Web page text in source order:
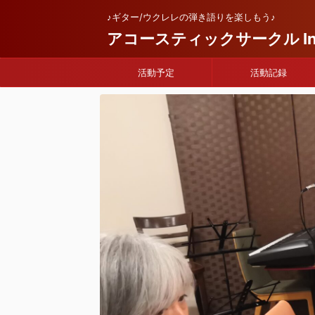
♪ギター/ウクレレの弾き語りを楽しもう♪
アコースティックサークル
活動予定 活動記録